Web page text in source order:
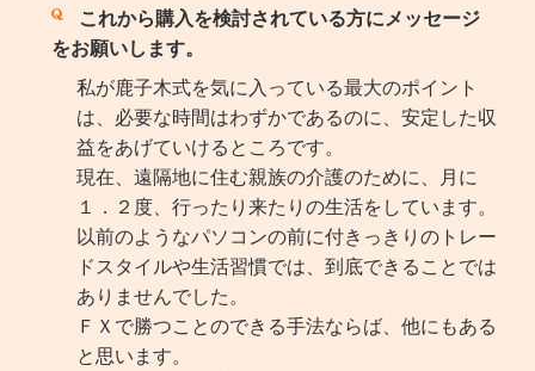
これから購入を検討されている方にメッセージ
をお願いします。
私が鹿子木式を気に入っている最大のポイント
は、必要な時間はわずかであるのに、安定した収
益をあげていけるところです。
現在、遠隔地に住む親族の介護のために、月に
１．２度、行ったり来たりの生活をしています。
以前のようなパソコンの前に付きっきりのトレー
ドスタイルや生活習慣では、到底できることでは
ありませんでした。
ＦＸで勝つことのできる手法ならば、他にもある
と思います。